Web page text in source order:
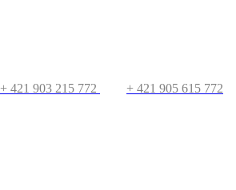
+ 421 903 215 772
+ 421 905 615 772